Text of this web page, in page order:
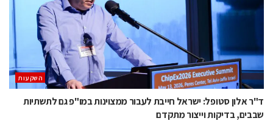
השקעות
ד"ר אלון סטופל: ישראל חייבת לעבור ממצוינות במו"פ גם לתשתיות
שבבים, בדיקות וייצור מתקדם